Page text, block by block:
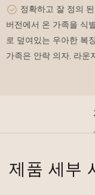
정확하고 잘 정의
버전에서 온 가족을 식
로 덮여있는 우아한 복
가족은 안락 의자, 라운
제품 세부